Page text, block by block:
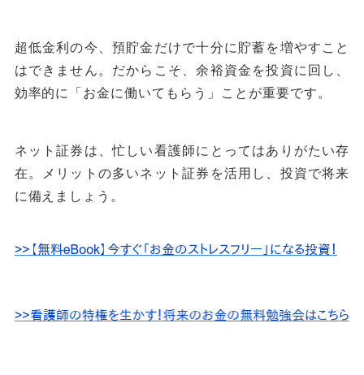
超低金利の今、預貯金だけで十分に貯蓄を増やすこと
はできません。だからこそ、余裕資金を投資に回し、
効率的に「お金に働いてもらう」ことが重要です。
ネット証券は、忙しい看護師にとってはありがたい存
在。メリットの多いネット証券を活用し、投資で将来
に備えましょう。